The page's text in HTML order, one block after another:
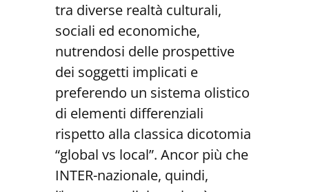
tra diverse realtà culturali,
sociali ed economiche,
nutrendosi delle prospettive
dei soggetti implicati e
preferendo un sistema olistico
di elementi differenziali
rispetto alla classica dicotomia
“global vs local”. Ancor più che
INTER-nazionale, quindi,